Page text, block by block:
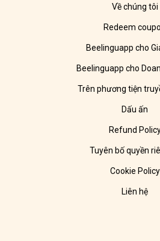
Về chúng tôi
Redeem
Beelinguapp cho
Beelinguapp cho
Trên phương tiện
Dấu ấn
Refund
Tuyên bố quyền
Cookie Policy
Liên hệ